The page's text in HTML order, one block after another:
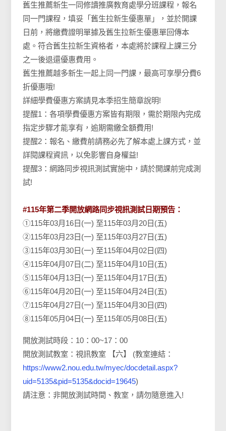
舊生推薦新生一同修讀推廣教育處學分班課程，報名
同一門課程，填妥「舊生拉新生優惠單」，並於開課
日前，將繳費證明單據及舊生拉新生優惠單回傳本
處。符合舊生拉新生資格者，本處將於課程上課三分
之一後退還優惠費用。
舊生推薦越多新生一起上同一門課，最高可享學分費6
折優惠哦!
詳細學費優惠方案請見本季招生簡章說明!
提醒1：各項學費優惠方案皆有期限，需於期限內完成
指定步驟才能享有，逾期需繳全額費用!
提醒2：報名、繳費前請務必先了解本處上課方式，並
詳閱課程資訊，以免影響自身權益!
提醒3：網路同步視訊測試實施中，請於開課前完成測
試!
#115年第二季開放網路同步視訊測試日期預告：
①115年03月16日(一) 至115年03月20日(五)
②115年03月23日(一) 至115年03月27日(五)
③115年03月30日(一) 至115年04月02日(四)
④115年04月07日(二) 至115年04月10日(五)
⑤115年04月13日(一) 至115年04月17日(五)
⑥115年04月20日(一) 至115年04月24日(五)
⑦115年04月27日(一) 至115年04月30日(四)
⑧115年05月04日(一) 至115年05月08日(五)
開放測試時段：10：00~17：00
開放測試教室：視訊教室 【六】 (教室連結：
https://www2.nou.edu.tw/myec/docdetail.aspx?
uid=5135&pid=5135&docid=19645)
請注意：非開放測試時間、教室，請勿隨意進入!